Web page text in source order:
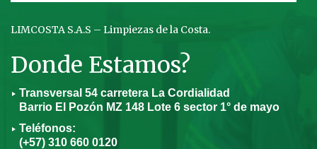
LIMCOSTA S.A.S – Limpiezas de la Costa.
Donde Estamos?
Transversal 54 carretera La Cordialidad
Barrio El Pozón MZ 148 Lote 6 sector 1° de mayo
Teléfonos:
(+57) 310 660 0120